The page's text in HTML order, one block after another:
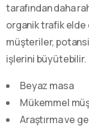
tarafından daha
organik trafik elde
müşteriler,
işlerini büyütebilir.
Beyaz masa
Mükemmel
Araştırma ve